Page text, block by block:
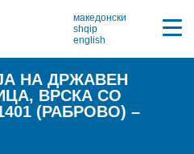
македонски
shqip
english
НА ДРЖАВЕН
ВРСКА СО
(РАБРОВО) –